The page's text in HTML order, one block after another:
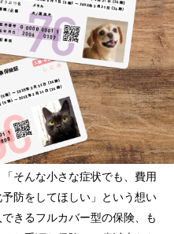
そんな小さな症状でも、費用
防をしてほしい」という想い
きるフルカバー型の保険、も